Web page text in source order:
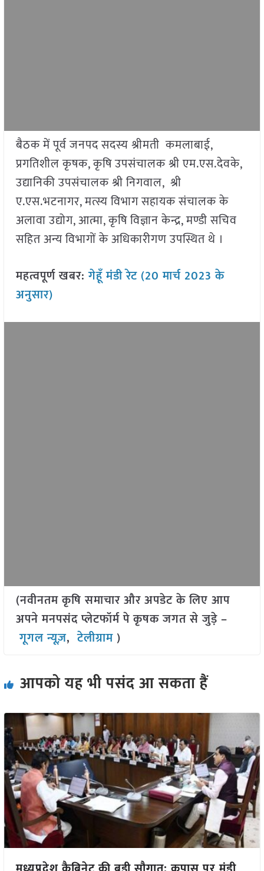
बैठक में पूर्व जनपद सदस्य श्रीमती कमलाबाई,
प्रगतिशील कृषक, कृषि उपसंचालक श्री एम.एस.देवके,
उद्यानिकी उपसंचालक श्री निगवाल, श्री
ए.एस.भटनागर, मत्स्य विभाग सहायक संचालक के
अलावा उद्योग, आत्मा, कृषि विज्ञान केन्द्र, मण्डी सचिव
सहित अन्य विभागों के अधिकारीगण उपस्थित थे ।
महत्वपूर्ण खबर: गेहूँ मंडी रेट (20 मार्च 2023 के
अनुसार)
(नवीनतम कृषि समाचार और अपडेट के लिए आप
अपने मनपसंद प्लेटफॉर्म पे कृषक जगत से जुड़े –
गूगल न्यूज़,टेलीग्राम )
आपको यह भी पसंद आ सकता हैं